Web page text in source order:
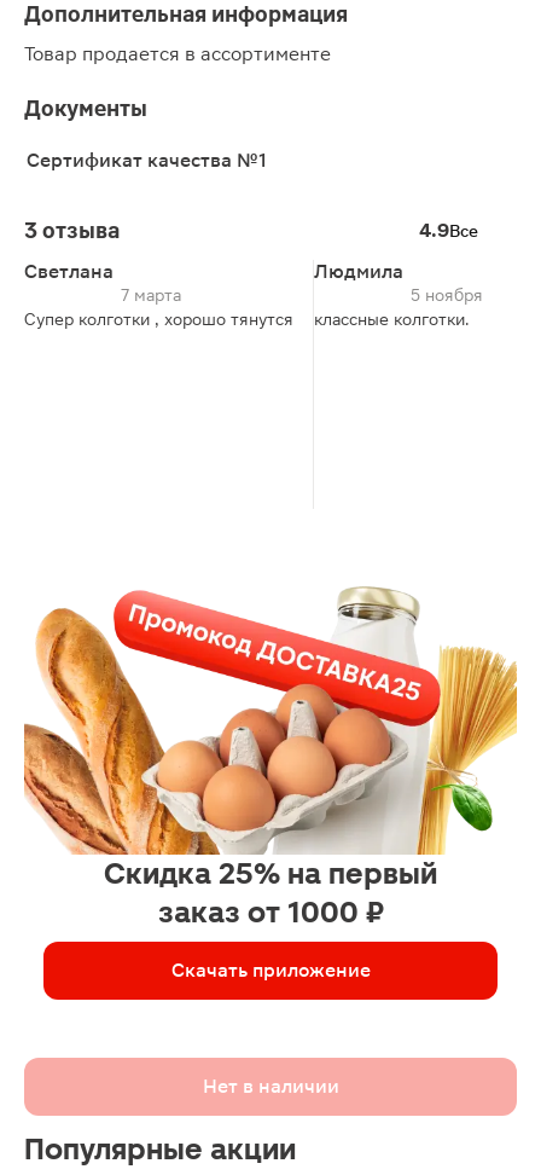
Дополнительная информация
Товар продается в ассортименте
Документы
Сертификат качества №1
3 отзыва 4.9Все
Светлана
7 марта
Супер колготки , хорошо тянутся
Людмила
5 ноября
классные колготки.
Скидка 25% на первый
заказ от 1000 ₽
Скачать приложение
Нет в наличии
Популярные акции